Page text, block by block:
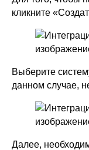
кликните
Выберите
данном случае,
Далее,